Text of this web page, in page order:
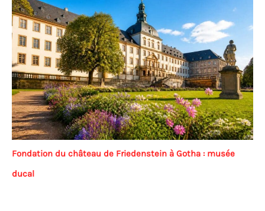
Fondation du château de Friedenstein à Gotha : musée
ducal